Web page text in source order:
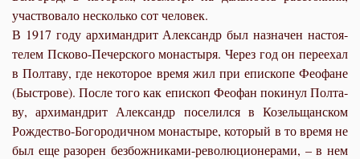
участ­во­ва­ло несколь­ко сот че­ло­век.
В 1917 го­ду ар­хи­манд­рит Алек­сандр был на­зна­чен на­сто­я­
те­лем Пско­во-Пе­чер­ско­го мо­на­сты­ря. Через год он пе­ре­ехал
в Пол­та­ву, где неко­то­рое вре­мя жил при епи­ско­пе Фе­о­фане
(Быст­ро­ве). По­сле то­го как епи­скоп Фе­о­фан по­ки­нул Пол­та­
ву, ар­хи­манд­рит Алек­сандр по­се­лил­ся в Ко­зе­льщан­ском
Рож­де­ство-Бо­го­ро­дич­ном мо­на­сты­ре, ко­то­рый в то вре­мя не
был еще ра­зо­рен без­бож­ни­ка­ми-ре­во­лю­ци­о­не­ра­ми, – в нем